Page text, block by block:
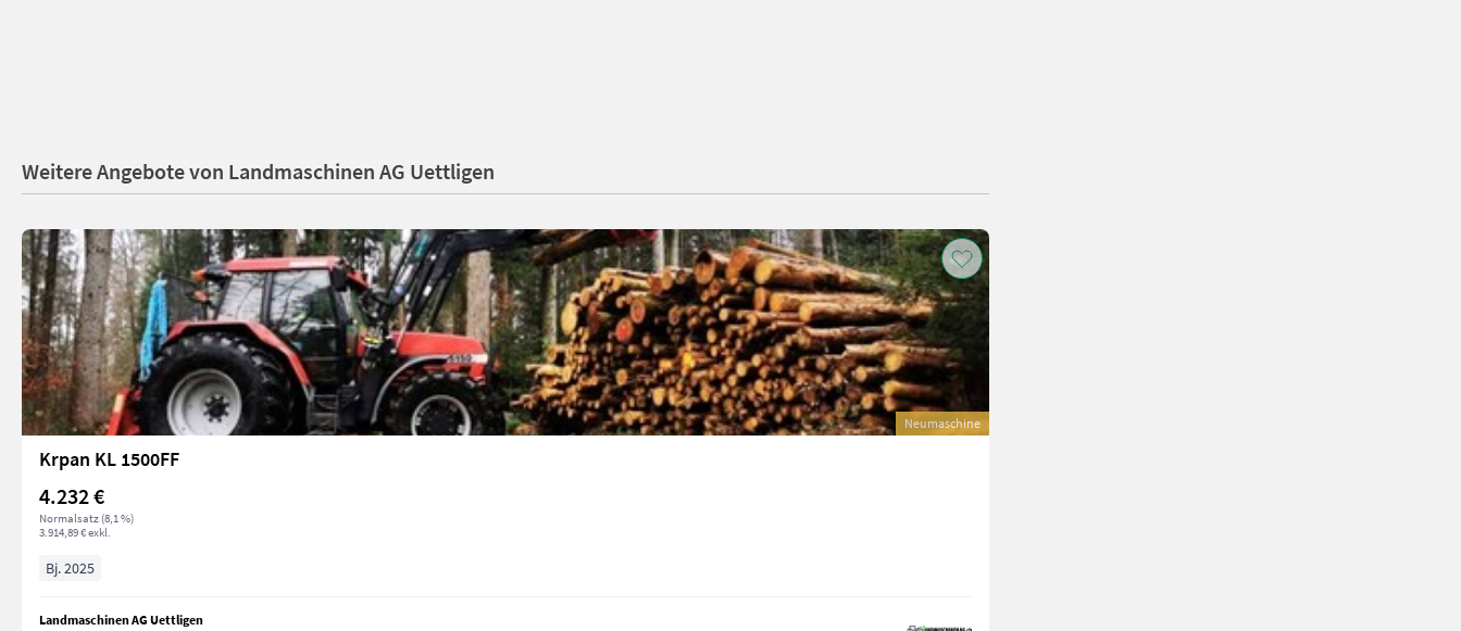
Weitere Angebote von Landmaschinen AG Uettligen
Neumaschine
Krpan KL 1500FF
4.232 €
Normalsatz (8,1 %)
3.914,89 € exkl.
Bj. 2025
Landmaschinen AG Uettligen